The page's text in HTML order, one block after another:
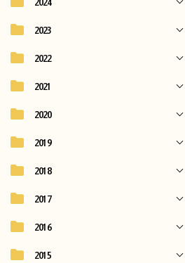
2023
2022
2021
2020
2019
2018
2017
2016
2015